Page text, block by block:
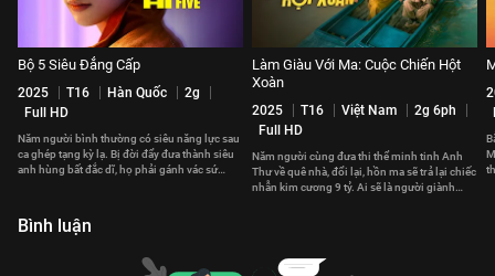
Bộ 5 Siêu Đẳng Cấp
2025 T16 Hàn Quốc
2g
Full HD
Năm người bình thường có siêu năng lực sau
ca ghép tạng kỳ lạ. Bị đời đẩy đưa thành siêu
anh hùng bất đắc dĩ, họ phải gánh vác sứ
Làm Giàu Với Ma: Cuộc Chiến Hột
Xoàn
2025 T16 Việt Nam
2g 6ph
Full HD
Năm người cùng đưa thi thể minh tinh Anh
Thư về quê nhà, đổi lại, hồn ma sẽ trả lại chiếc
nhẫn kim cương 9 tỷ. Ai sẽ là người giành
Bình luận